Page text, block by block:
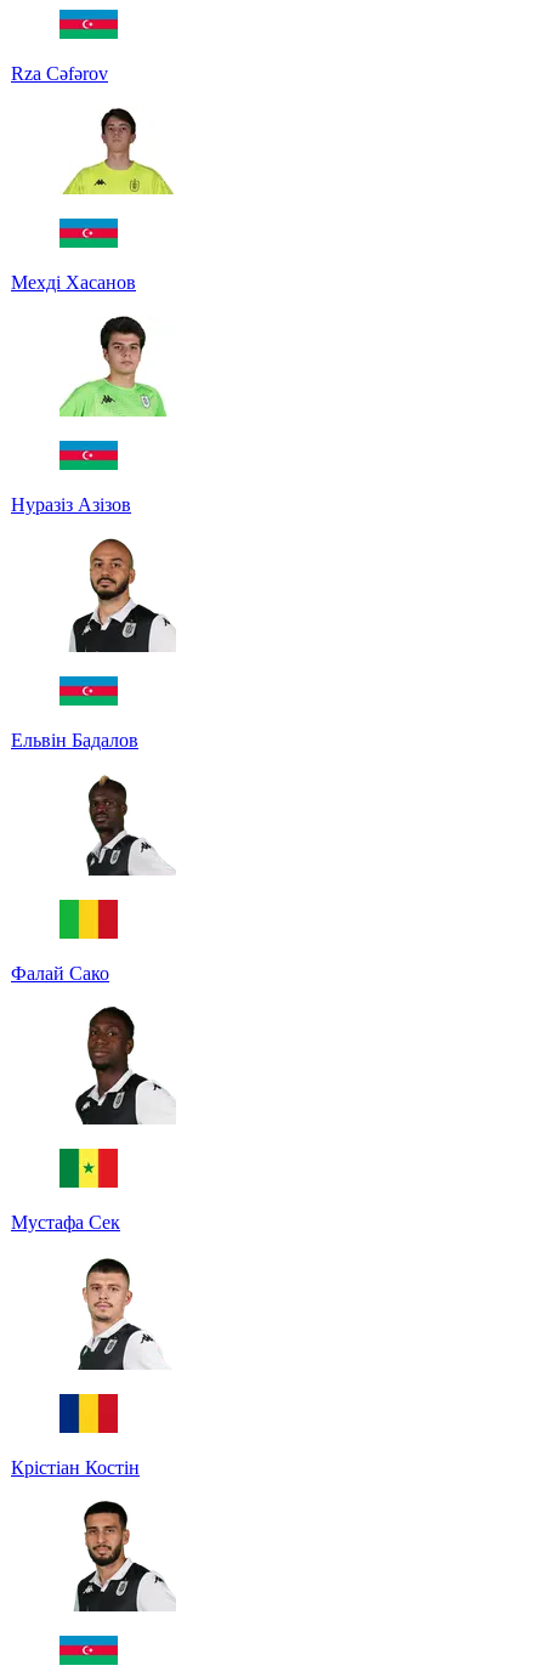
Rza Cəfərov
Мехді Хасанов
Нуразіз Азізов
Ельвін Бадалов
Фалай Сако
Мустафа Сек
Крістіан Костін